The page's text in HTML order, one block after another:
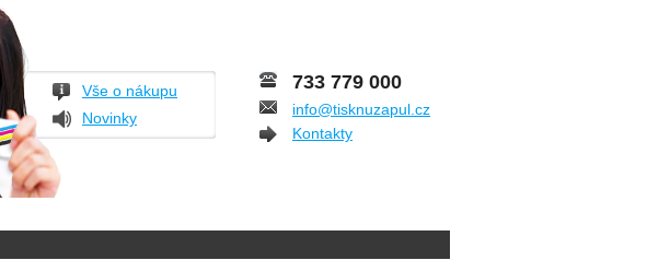
Vše o nákupu
Novinky
733 779 000
info@tisknuzapul.cz
Kontakty